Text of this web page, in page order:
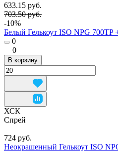
633.15 руб.
703.50 руб.
-10%
Белый Гелькоут ISO NPG 700TP
0
0
В корзину
ХСК
Спрей
724 руб.
Неокрашенный Гелькоут ISO